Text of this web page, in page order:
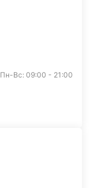
Пн-Вс: 09:00 - 21:00